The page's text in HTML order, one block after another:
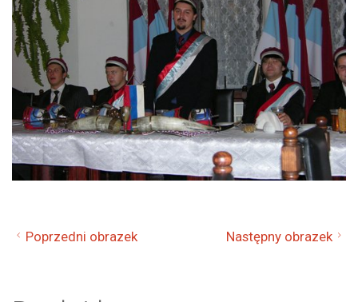
Poprzedni obrazek Następny obrazek